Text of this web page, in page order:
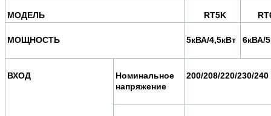
МОДЕЛЬ RT5K
МОЩНОСТЬ 5кВА/4,5кВт 6кВА/
ВХОД
Номинальное
напряжение
200/208/220/230/